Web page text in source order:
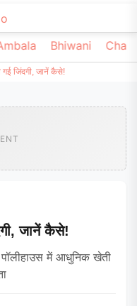
Bhiwani
जिंदगी, जानें कैसे!
जानें कैसे!
में आधुनिक खेती